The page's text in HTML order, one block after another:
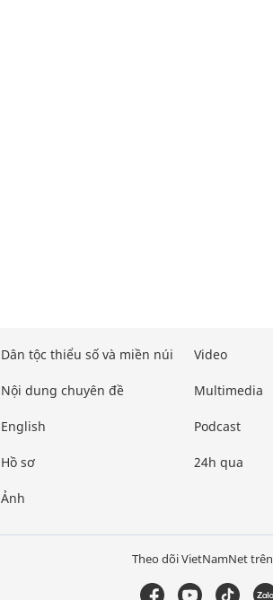
Dân tộc thiểu số và miền núi
Nội dung chuyên đề
English
Hồ sơ
Ảnh
Video
Multimedia
Podcast
24h qua
Theo dõi VietNamNet trên